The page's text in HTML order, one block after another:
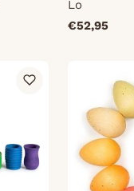
Lo
€52,95